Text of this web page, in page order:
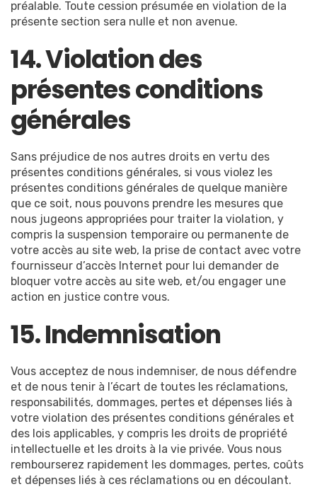
préalable. Toute cession présumée en violation de la
présente section sera nulle et non avenue.
14. Violation des
présentes conditions
générales
Sans préjudice de nos autres droits en vertu des
présentes conditions générales, si vous violez les
présentes conditions générales de quelque manière
que ce soit, nous pouvons prendre les mesures que
nous jugeons appropriées pour traiter la violation, y
compris la suspension temporaire ou permanente de
votre accès au site web, la prise de contact avec votre
fournisseur d’accès Internet pour lui demander de
bloquer votre accès au site web, et/ou engager une
action en justice contre vous.
15. Indemnisation
Vous acceptez de nous indemniser, de nous défendre
et de nous tenir à l’écart de toutes les réclamations,
responsabilités, dommages, pertes et dépenses liés à
votre violation des présentes conditions générales et
des lois applicables, y compris les droits de propriété
intellectuelle et les droits à la vie privée. Vous nous
rembourserez rapidement les dommages, pertes, coûts
et dépenses liés à ces réclamations ou en découlant.